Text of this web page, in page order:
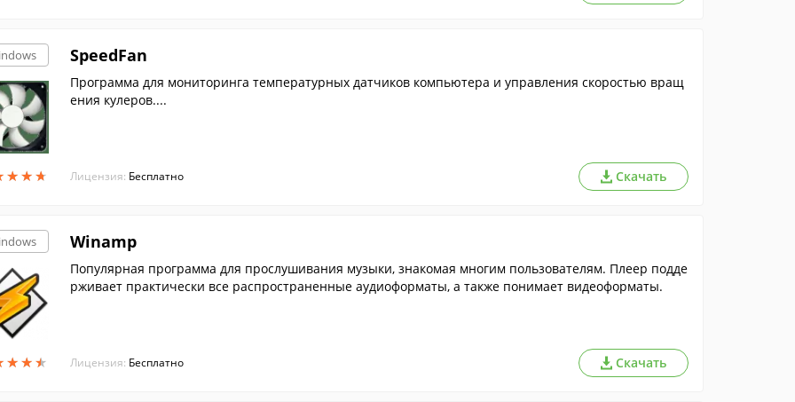
★★★
★★★
SpeedFan
Программа для мониторинга температурных датчиков компьютера и управления скоростью вращ
ения кулеров....
Лицензия: Бесплатно Скачать
★★★
★★★
Winamp
Популярная программа для прослушивания музыки, знакомая многим пользователям. Плеер подде
рживает практически все распространенные аудиоформаты, а также понимает видеоформаты.
Лицензия: Бесплатно Скачать